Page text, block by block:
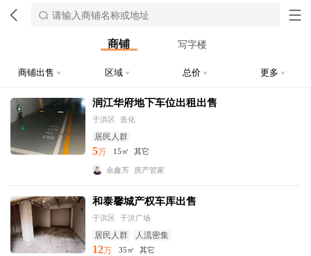
商铺 写字楼
商铺出售 区域 总价 更多
润江华府地下车位出租出售
于洪区 造化
居民人群
5万 15㎡ 其它
余鑫芳 房产管家
和泰馨城产权车库出售
于洪区 于洪广场
居民人群 人流密集
12万 35㎡ 其它